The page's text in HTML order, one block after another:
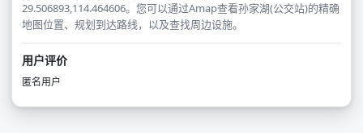
29.506893,114.464606。您可以通过Amap查看孙家湖(公交站)的精确
地图位置、规划到达路线，以及查找周边设施。
用户评价
匿名用户